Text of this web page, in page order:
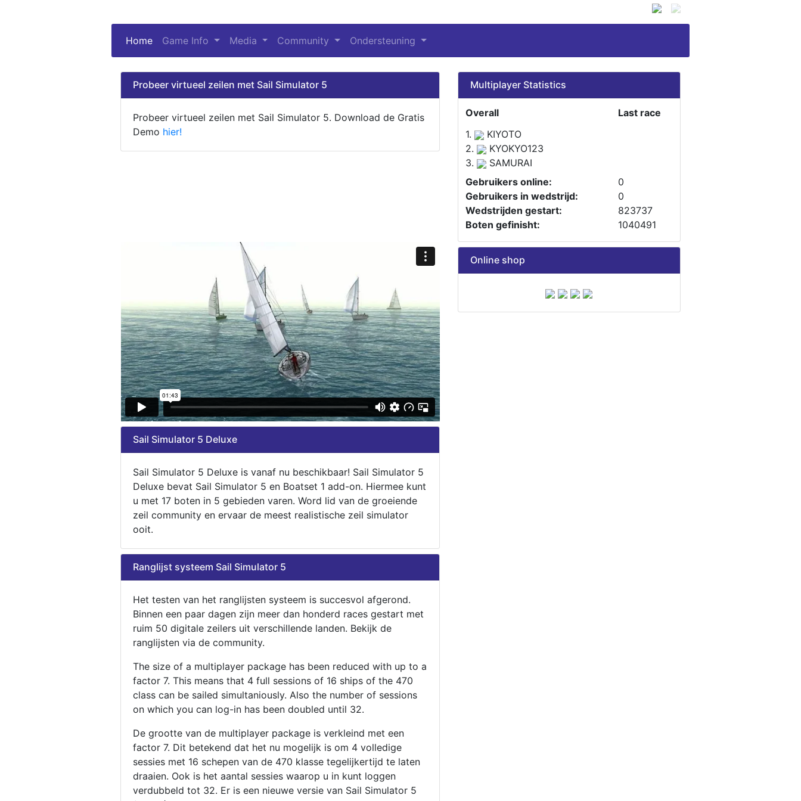
Home (current)
Game Info Media Community Ondersteuning
Probeer virtueel zeilen met Sail Simulator 5
Probeer virtueel zeilen met Sail Simulator 5. Download de Gratis
Demo hier!
Multiplayer Statistics
Overall
Last race
1.
KIYOTO
2.
KYOKYO123
3.
SAMURAI
Gebruikers online:
0
Gebruikers in wedstrijd:
0
Wedstrijden gestart:
823737
Boten gefinisht:
1040491
Sail Simulator 5 Deluxe
Sail Simulator 5 Deluxe is vanaf nu beschikbaar! Sail Simulator 5
Deluxe bevat Sail Simulator 5 en Boatset 1 add-on. Hiermee kunt
u met 17 boten in 5 gebieden varen. Word lid van de groeiende
zeil community en ervaar de meest realistische zeil simulator
ooit.
Ranglijst systeem Sail Simulator 5
Het testen van het ranglijsten systeem is succesvol afgerond.
Binnen een paar dagen zijn meer dan honderd races gestart met
ruim 50 digitale zeilers uit verschillende landen. Bekijk de
ranglijsten via de community.
The size of a multiplayer package has been reduced with up to a
factor 7. This means that 4 full sessions of 16 ships of the 470
class can be sailed simultaniously. Also the number of sessions
on which you can log-in has been doubled until 32.
De grootte van de multiplayer package is verkleind met een
factor 7. Dit betekend dat het nu mogelijk is om 4 volledige
sessies met 16 schepen van de 470 klasse tegelijkertijd te laten
draaien. Ook is het aantal sessies waarop u in kunt loggen
verdubbeld tot 32. Er is een nieuwe versie van Sail Simulator 5
Online shop